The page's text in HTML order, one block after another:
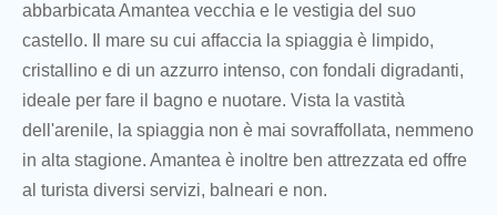
abbarbicata Amantea vecchia e le vestigia del suo
castello. Il mare su cui affaccia la spiaggia è limpido,
cristallino e di un azzurro intenso, con fondali digradanti,
ideale per fare il bagno e nuotare. Vista la vastità
dell'arenile, la spiaggia non è mai sovraffollata, nemmeno
in alta stagione. Amantea è inoltre ben attrezzata ed offre
al turista diversi servizi, balneari e non.